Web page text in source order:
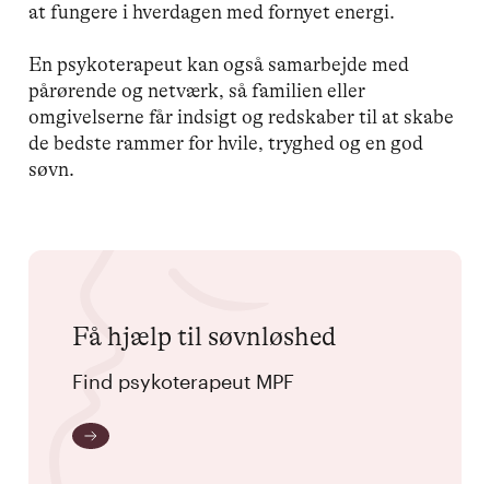
at fungere i hverdagen med fornyet energi.
En psykoterapeut kan også samarbejde med
pårørende og netværk, så familien eller
omgivelserne får indsigt og redskaber til at skabe
de bedste rammer for hvile, tryghed og en god
søvn.
Få hjælp til søvnløshed
Find psykoterapeut MPF